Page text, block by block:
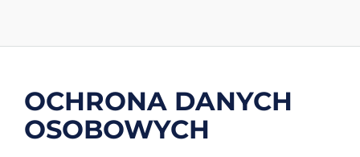
OCHRONA DANYCH
OSOBOWYCH